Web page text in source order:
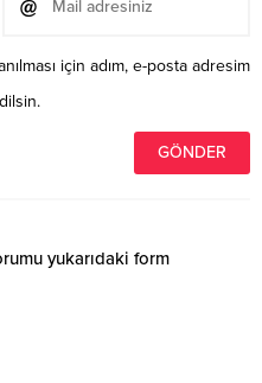
için adım, e-posta adresim
yukarıdaki form